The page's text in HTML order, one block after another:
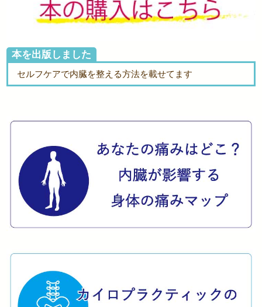
本を出版しました
セルフケアで内臓を整える方法を載せてます